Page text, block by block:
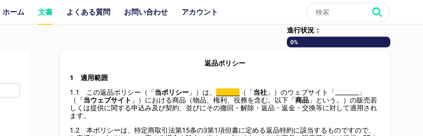
ホーム 文書 よくある質問 お問い合わせ アカウント
進行状況：
0%
返品ポリシー
1 適用範囲
1.1 この返品ポリシー（「当ポリシー 」）は、 （「当社 」）のウェブサイト「
」
（「当ウェブサイト 」）における商品（物品、権利、役務を含む。以下「商品 」という。）の販売若
しくは提供に関する申込み及び契約、並びにその撤回・解除・返品・返金・交換等に対して適用され
ます。
1.2 本ポリシーは、特定商取引法第15条の3第1項但書に定める返品特約に該当するものですので、